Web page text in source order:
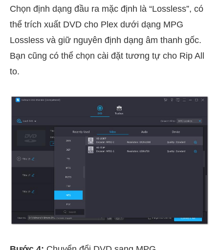
Chọn định dạng đầu ra mặc định là “Lossless”, có
thể trích xuất DVD cho Plex dưới dạng MPG
Lossless và giữ nguyên định dạng âm thanh gốc.
Bạn cũng có thể chọn cài đặt tương tự cho Rip All
to.